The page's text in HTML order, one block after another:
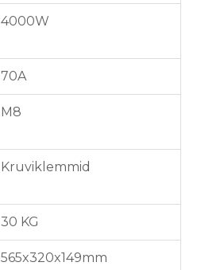
4000W
70A
M8
Kruviklemmid
30 KG
565x320x149mm